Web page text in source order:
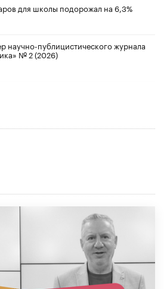
для школы подорожал на 6,3%
научно-публицистического журнала
№ 2 (2026)